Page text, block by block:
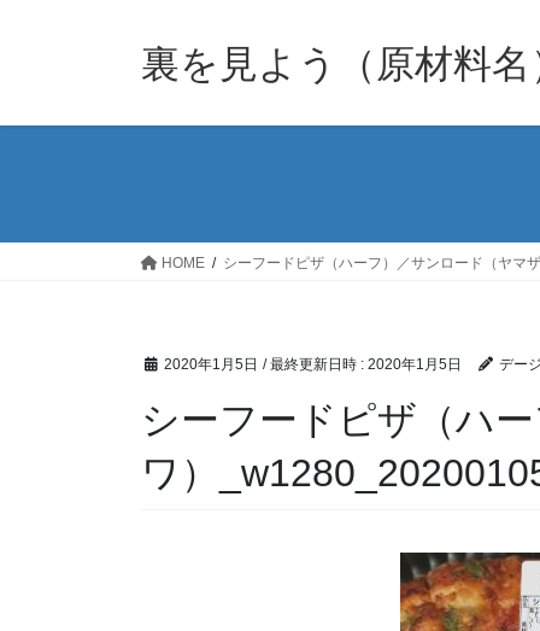
裏を見よう（原材料
HOME シーフードピザ（ハーフ）／サンロード（ヤマ
2020年1月5日 / 最終更新日時 : 2020年1月5日 デー
シーフードピザ（ハ
ワ）